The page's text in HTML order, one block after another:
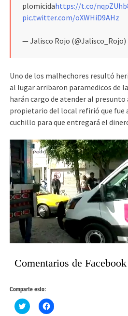
plomicidahttps://t.co/
pic.twitter.com/oXWHiD9AHz
— Jalisco Rojo (@Jalisco_Rojo)
Uno de los malhechores resultó
al lugar arribaron paramedicos de la
harán cargo de atender al
propietario del local refirió que fue
cuchillo para que entregará el
Comentarios de Facebook
Comparte esto:
Haz
clic
Haz
clic